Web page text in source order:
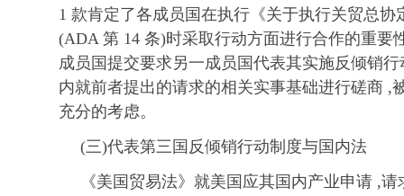
1 款肯定了各成员国在执行《关于执行关贸总协
(ADA 第 14 条)时采取行动方面进行合作的重要
成员国提交要求另一成员国代表其实施反倾销
内就前者提出的请求的相关实事基础进行磋商 ,
充分的考虑。
(三)代表第三国反倾销行动制度与国内法
《美国贸易法》就美国应其国内产业申请 ,